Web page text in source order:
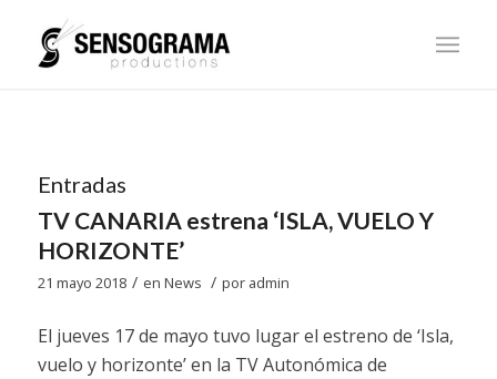
Entradas
TV CANARIA estrena ‘ISLA, VUELO Y
HORIZONTE’
21 mayo 2018 / en News / por admin
El jueves 17 de mayo tuvo lugar el estreno de ‘Isla,
vuelo y horizonte’ en la TV Autonómica de